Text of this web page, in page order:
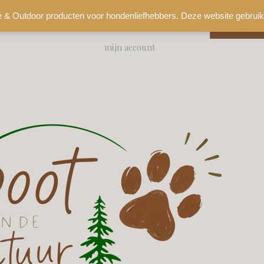
& Outdoor producten voor hondenliefhebbers. Deze website
mijn account
0,00
0